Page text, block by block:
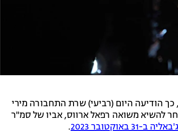
הודיעה היום (רביעי) שרת התחבורה מירי
ישראל. בנוסף נבחר להשיא משואה רפאל ארווס, אביו של סמ"ר
2023
.